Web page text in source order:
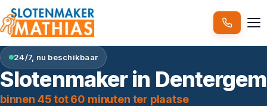
24/7, nu beschikbaar
Slotenmaker in Dentergem
binnen 45 tot 60 minuten ter plaatse